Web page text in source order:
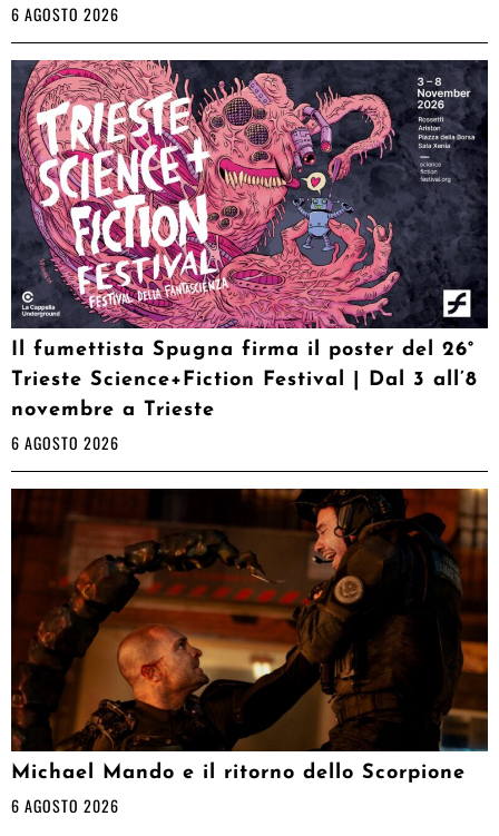
6 AGOSTO 2026
Il fumettista Spugna firma il poster del 26°
Trieste Science+Fiction Festival | Dal 3 all’8
novembre a Trieste
6 AGOSTO 2026
Michael Mando e il ritorno dello Scorpione
6 AGOSTO 2026